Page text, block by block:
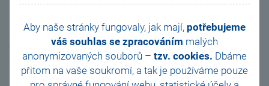
Aby naše stránky fungovaly, jak mají, potřebujeme
váš souhlas se zpracováním malých
anonymizovaných souborů – tzv. cookies. Dbáme
přitom na vaše soukromí, a tak je používáme pouze
Pokud bude počet přihlášených účastníků prezenčního školení
menší než 3, resp. online školení menší než 5, vyhrazuje si
STORMWARE právo přesunout toto školení na jiný termín nebo jej
sloučit se školením vypsaným na další termín. Všichni přihlášení
účastníci budou o případných změnách informováni s předstihem.